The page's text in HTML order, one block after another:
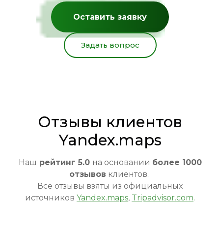
Оставить заявку
Задать вопрос
Отзывы клиентов
Yandex.maps
Наш рейтинг 5.0 на основании более 1000
отзывов клиентов.
Все отзывы взяты из официальных
источников Yandex.maps, Tripadvisor.com.